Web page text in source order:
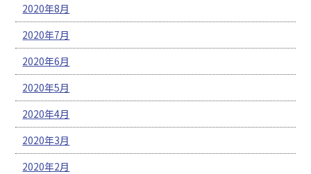
2020年8月
2020年7月
2020年6月
2020年5月
2020年4月
2020年3月
2020年2月